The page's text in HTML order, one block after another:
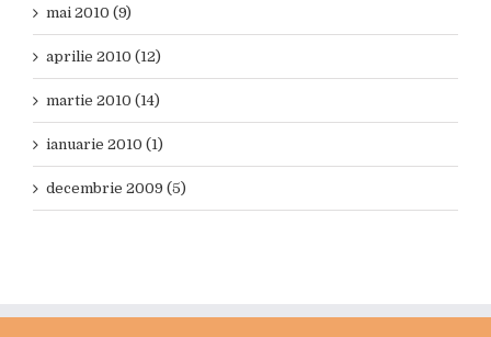
mai 2010 (9)
aprilie 2010 (12)
martie 2010 (14)
ianuarie 2010 (1)
decembrie 2009 (5)